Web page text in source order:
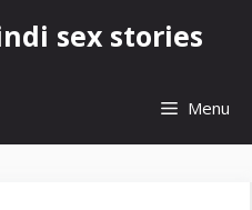
sex stories
Menu